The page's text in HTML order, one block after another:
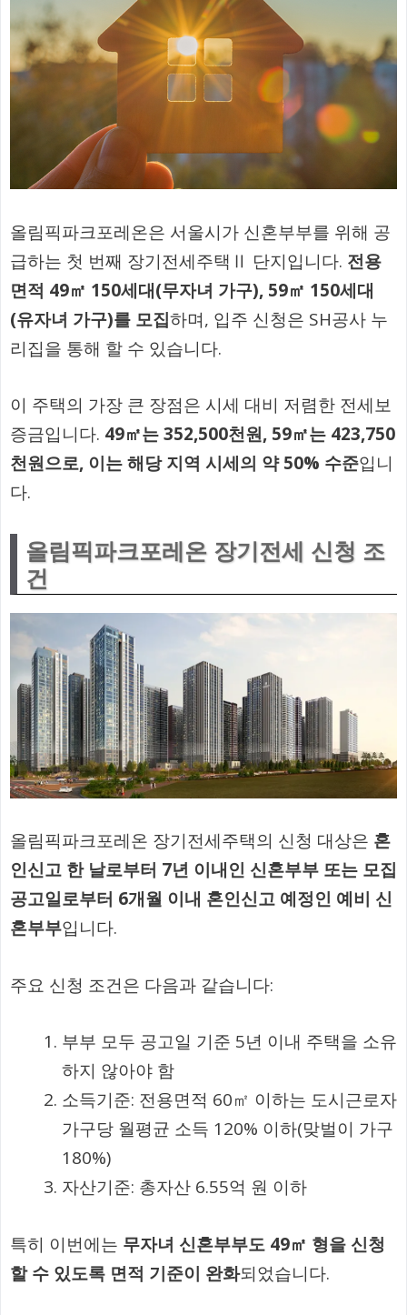
올림픽파크포레온은 서울시가 신혼부부를 위해 공
급하는 첫 번째 장기전세주택Ⅱ 단지입니다. 전용
면적 49㎡ 150세대(무자녀 가구), 59㎡ 150세대
(유자녀 가구)를 모집하며, 입주 신청은 SH공사 누
리집을 통해 할 수 있습니다.
이 주택의 가장 큰 장점은 시세 대비 저렴한 전세보
증금입니다. 49㎡는 352,500천원, 59㎡는 423,750
천원으로, 이는 해당 지역 시세의 약 50% 수준입니
다.
올림픽파크포레온 장기전세 신청 조
건
올림픽파크포레온 장기전세주택의 신청 대상은 혼
인신고 한 날로부터 7년 이내인 신혼부부 또는 모집
공고일로부터 6개월 이내 혼인신고 예정인 예비 신
혼부부입니다.
주요 신청 조건은 다음과 같습니다:
부부 모두 공고일 기준 5년 이내 주택을 소유
하지 않아야 함
소득기준: 전용면적 60㎡ 이하는 도시근로자
가구당 월평균 소득 120% 이하(맞벌이 가구
180%)
자산기준: 총자산 6.55억 원 이하
특히 이번에는 무자녀 신혼부부도 49㎡ 형을 신청
할 수 있도록 면적 기준이 완화되었습니다.